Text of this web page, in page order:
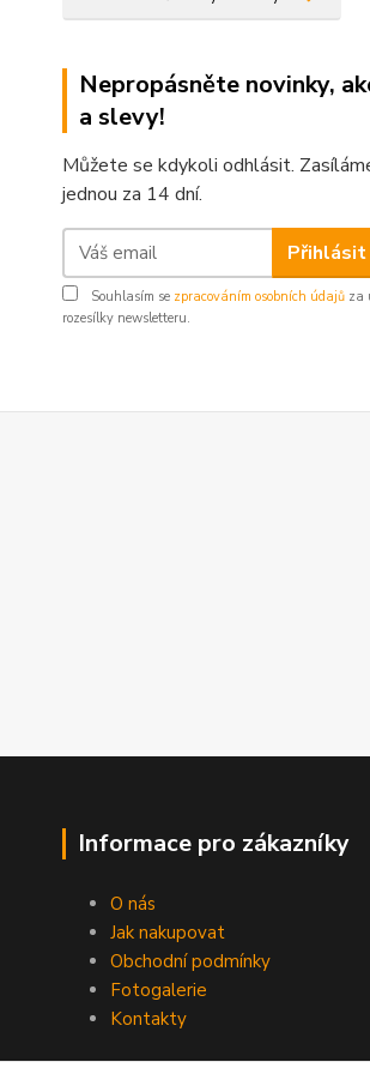
Nepropásněte novinky,
a slevy!
Můžete se kdykoli odhlásit.
jednou za 14 dní.
Přihlásit
Souhlasím se zpracováním osobních údajů za
rozesílky newsletteru.
Informace pro zákazníky
O nás
Jak nakupovat
Obchodní podmínky
Fotogalerie
Kontakty